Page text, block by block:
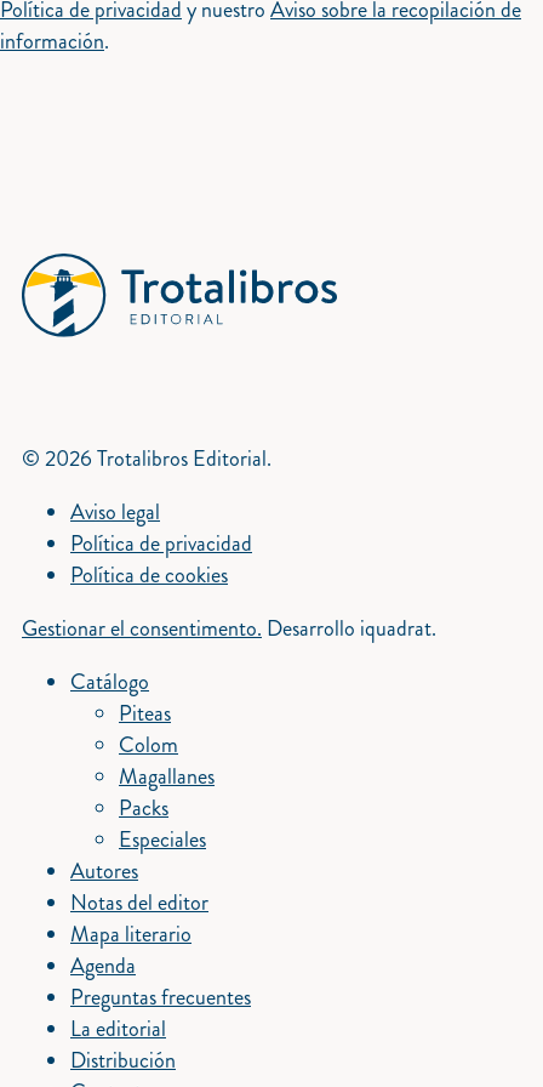
Política de privacidady nuestroAviso sobre la recopilación de
información.
© 2026 Trotalibros Editorial.
Aviso legal
Política de privacidad
Política de cookies
Gestionar el consentimento.Desarrollo iquadrat.
Catálogo
Piteas
Colom
Magallanes
Packs
Especiales
Autores
Notas del editor
Mapa literario
Agenda
Preguntas frecuentes
La editorial
Distribución